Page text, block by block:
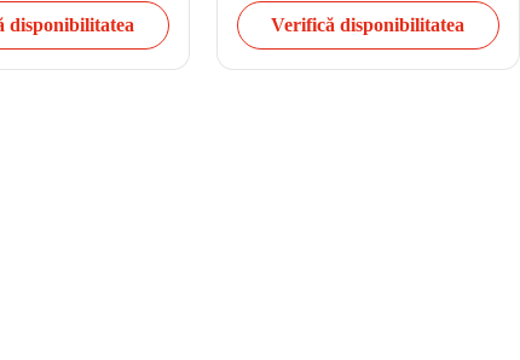
disponibilitatea
Verifică disponibilitatea